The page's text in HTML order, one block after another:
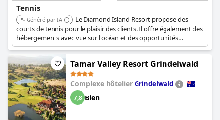
Tennis
Généré par IA
Le Diamond Island Resort propose des
courts de tennis pour le plaisir des clients. Il offre également des
hébergements avec vue sur l'océan et des opportunités
d'observation des pingouins.
Tamar Valley Resort Grindelwald
Complexe hôtelier Grindelwald
7,8 Bien